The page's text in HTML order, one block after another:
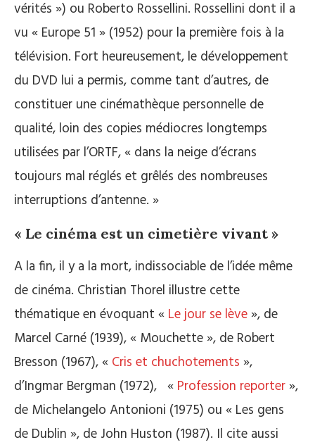
vérités ») ou Roberto Rossellini. Rossellini dont il a
vu « Europe 51 » (1952) pour la première fois à la
télévision. Fort heureusement, le développement
du DVD lui a permis, comme tant d’autres, de
constituer une cinémathèque personnelle de
qualité, loin des copies médiocres longtemps
utilisées par l’ORTF, « dans la neige d’écrans
toujours mal réglés et grêlés des nombreuses
interruptions d’antenne. »
« Le cinéma est un cimetière vivant »
A la fin, il y a la mort, indissociable de l’idée même
de cinéma. Christian Thorel illustre cette
thématique en évoquant « Le jour se lève », de
Marcel Carné (1939), « Mouchette », de Robert
Bresson (1967), « Cris et chuchotements »,
d’Ingmar Bergman (1972), « Profession reporter »,
de Michelangelo Antonioni (1975) ou « Les gens
de Dublin », de John Huston (1987). Il cite aussi